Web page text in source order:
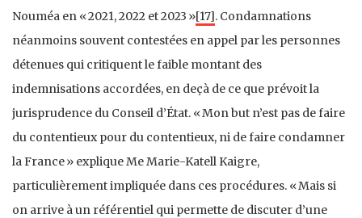
Nouméa en « 2021, 2022 et 2023 »[17]. Condamnations
néanmoins souvent contestées en appel par les personnes
détenues qui critiquent le faible montant des
indemnisations accordées, en deçà de ce que prévoit la
jurisprudence du Conseil d’État. « Mon but n’est pas de faire
du contentieux pour du contentieux, ni de faire condamner
la France » explique Me Marie-Katell Kaigre,
particulièrement impliquée dans ces procédures. « Mais si
on arrive à un référentiel qui permette de discuter d’une